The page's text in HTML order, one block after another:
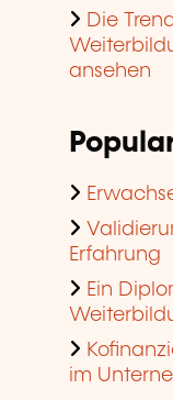
Die
ansehen
Erfahrung
Ein
im